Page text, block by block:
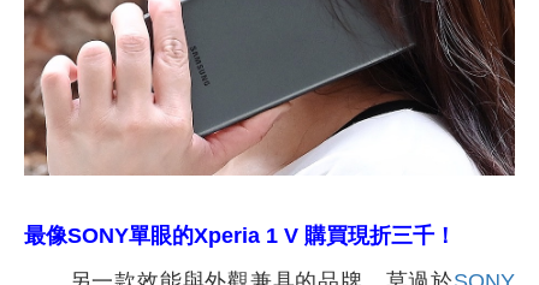
最像SONY單眼的Xperia 1 V 購買現折三千！